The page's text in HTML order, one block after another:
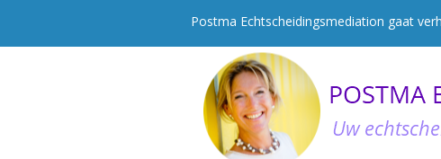
Postma Echtscheidingsmediation gaat